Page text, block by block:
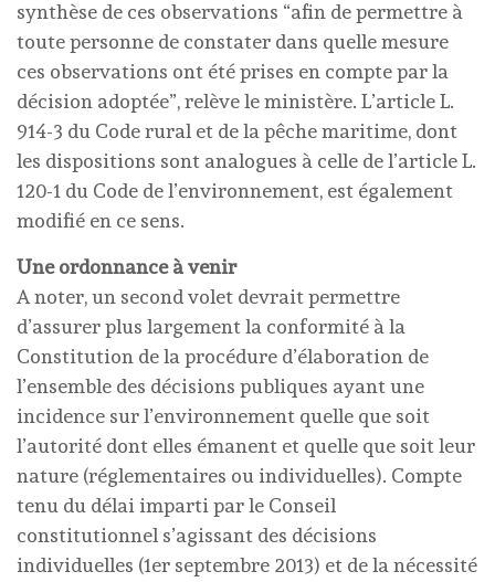
synthèse de ces observations “afin de permettre à
toute personne de constater dans quelle mesure
ces observations ont été prises en compte par la
décision adoptée”, relève le ministère. L’article L.
914-3 du Code rural et de la pêche maritime, dont
les dispositions sont analogues à celle de l’article L.
120-1 du Code de l’environnement, est également
modifié en ce sens.
Une ordonnance à venir
A noter, un second volet devrait permettre
d’assurer plus largement la conformité à la
Constitution de la procédure d’élaboration de
l’ensemble des décisions publiques ayant une
incidence sur l’environnement quelle que soit
l’autorité dont elles émanent et quelle que soit leur
nature (réglementaires ou individuelles). Compte
tenu du délai imparti par le Conseil
constitutionnel s’agissant des décisions
individuelles (1er septembre 2013) et de la nécessité